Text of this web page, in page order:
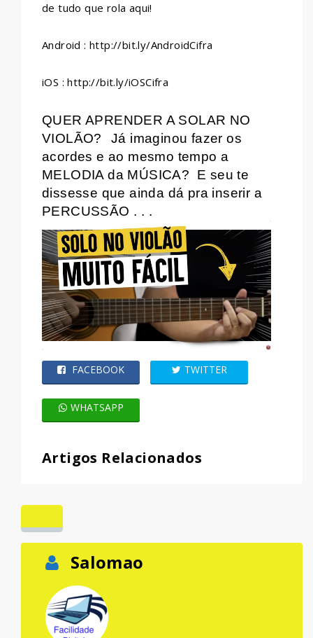
de tudo que rola aqui!
Android : http://bit.ly/AndroidCifra
iOS : http://bit.ly/iOSCifra
QUER APRENDER A SOLAR NO
VIOLÃO?
Já imaginou fazer os
acordes e ao mesmo tempo a
MELODIA da MÚSICA? E seu te
dissesse que ainda dá pra inserir a
PERCUSSÃO . . .
FACEBOOK TWITTER
WHATSAPP
Artigos Relacionados
Salomao